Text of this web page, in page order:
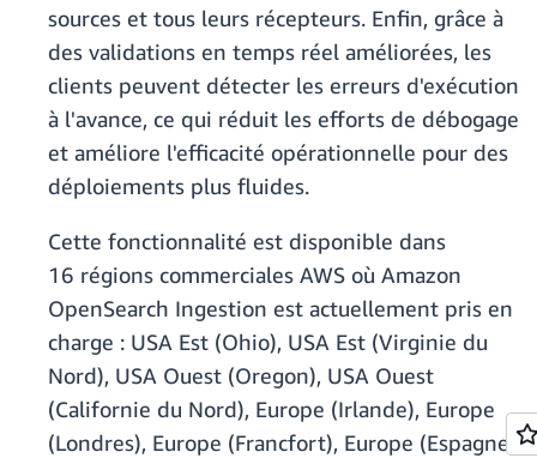
sources et tous leurs récepteurs. Enfin, grâce à
des validations en temps réel améliorées, les
clients peuvent détecter les erreurs d'exécution
à l'avance, ce qui réduit les efforts de débogage
et améliore l'efficacité opérationnelle pour des
déploiements plus fluides.
Cette fonctionnalité est disponible dans
16 régions commerciales AWS où Amazon
OpenSearch Ingestion est actuellement pris en
charge : USA Est (Ohio), USA Est (Virginie du
Nord), USA Ouest (Oregon), USA Ouest
(Californie du Nord), Europe (Irlande), Europe
(Londres), Europe (Francfort), Europe (Espagne),